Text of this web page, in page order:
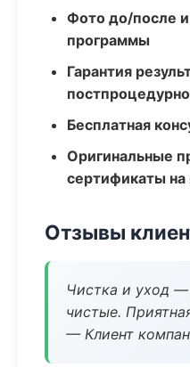
Фото до/после
программы
Гарантия
Бесплатная
Оригинальные
сертификаты
Отзывы
Чистка и уход
чистые.
— Клиент